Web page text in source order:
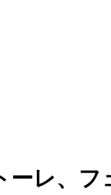
ーレ、